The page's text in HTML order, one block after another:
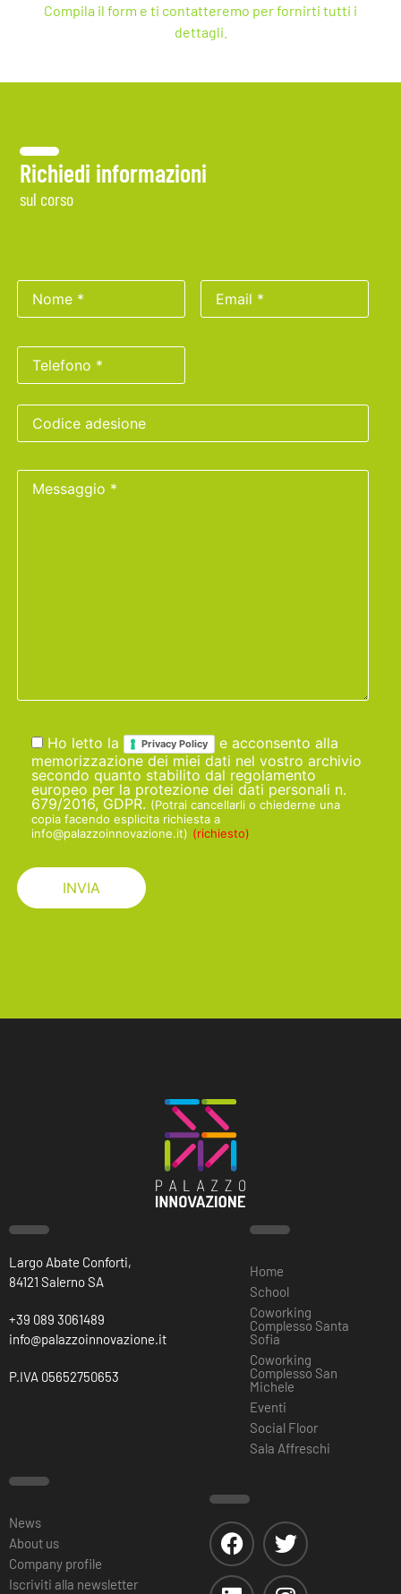
Compila il form e ti contatteremo per fornirti tutti i
dettagli.
Richiedi informazioni
sul corso
Ho letto la Privacy Policy e acconsento alla
memorizzazione dei miei dati nel vostro archivio
secondo quanto stabilito dal regolamento
europeo per la protezione dei dati personali n.
679/2016, GDPR. (Potrai cancellarli o chiederne una
copia facendo esplicita richiesta a
info@palazzoinnovazione.it) (richiesto)
Largo Abate Conforti,
84121 Salerno SA
+39 089 3061489
info@palazzoinnovazione.it
P.IVA 05652750653
Home
School
Coworking
Complesso Santa
Sofia
Coworking
Complesso San
Michele
Eventi
Social Floor
Sala Affreschi
News
About us
Company profile
Iscriviti alla newsletter